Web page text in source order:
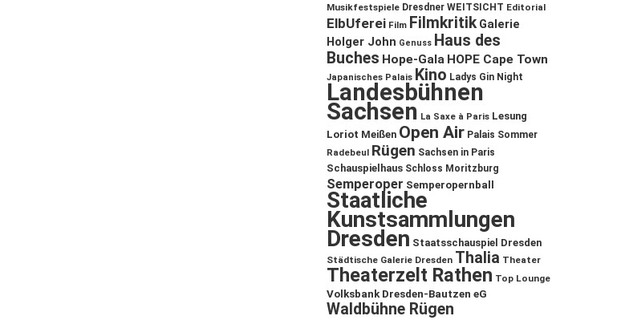
Musikfestspiele Dresdner WEITSICHT Editorial
ElbUferei Film Filmkritik Galerie
Holger John Genuss Haus des
Buches Hope-Gala HOPE Cape Town
Japanisches Palais Kino Ladys Gin Night
Landesbühnen
Sachsen La Saxe à Paris Lesung
Loriot Meißen Open Air Palais Sommer
Radebeul Rügen Sachsen in Paris
Schauspielhaus Schloss Moritzburg
Semperoper Semperopernball
Staatliche
Kunstsammlungen
Dresden Staatsschauspiel Dresden
Städtische Galerie Dresden Thalia Theater
Theaterzelt Rathen Top Lounge
Volksbank Dresden-Bautzen eG
Waldbühne Rügen